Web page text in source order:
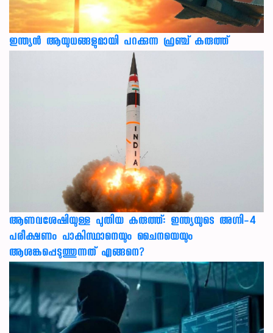
ഇന്ത്യൻ ആയുധങ്ങളുമായി പറക്കുന്ന ഫ്രഞ്ച് കരുത്ത്
ആണവശേഷിയുള്ള പുതിയ കരുത്ത്: ഇന്ത്യയുടെ അഗ്നി-4
പരീക്ഷണം പാകിസ്ഥാനെയും ചൈനയെയും
ആശങ്കപ്പെടുത്തുന്നത് എങ്ങനെ?